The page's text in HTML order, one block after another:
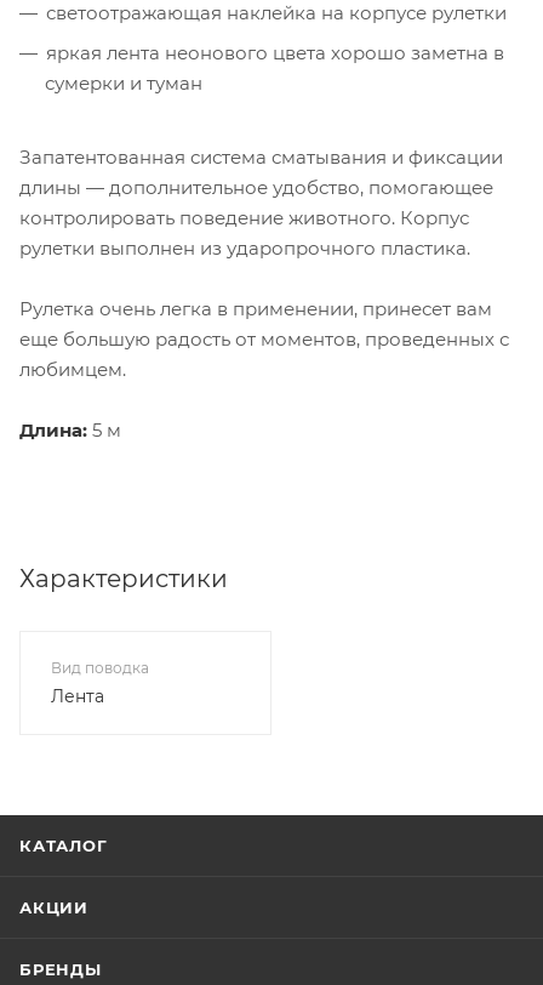
светоотражающая наклейка на корпусе рулетки
яркая лента неонового цвета хорошо заметна в
сумерки и туман
Запатентованная система сматывания и фиксации
длины — дополнительное удобство, помогающее
контролировать поведение животного. Корпус
рулетки выполнен из ударопрочного пластика.
Рулетка очень легка в применении, принесет вам
еще большую радость от моментов, проведенных с
любимцем.
Длина: 5 м
Характеристики
Вид поводка
Лента
КАТАЛОГ
АКЦИИ
БРЕНДЫ